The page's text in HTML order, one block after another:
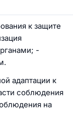
к защите
-
адаптации к
соблюдения
на